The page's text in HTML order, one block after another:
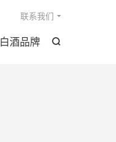

白酒品牌
联系我们